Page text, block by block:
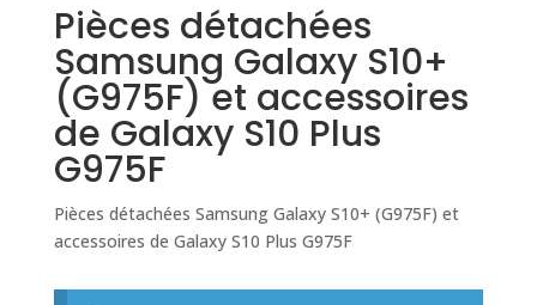
Pièces détachées
Samsung Galaxy S10+
(G975F) et accessoires
de Galaxy S10 Plus
G975F
Pièces détachées Samsung Galaxy S10+ (G975F) et
accessoires de Galaxy S10 Plus G975F